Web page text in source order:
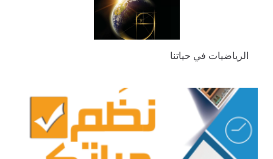
الرياضيات في حياتنا